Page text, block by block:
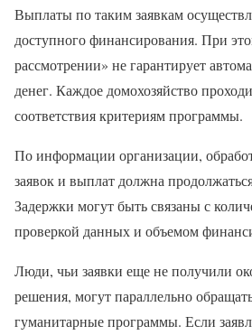
Выплаты по таким заявкам
доступного финансирования. При
рассмотрении» не гарантирует
денег. Каждое домохозяйство
соответствия критериям программы.
По информации организации,
заявок и выплат должна
Задержки могут быть связаны с
проверкой данных и объемом
Люди, чьи заявки еще не получили
решения, могут параллельно
гуманитарные программы. Если